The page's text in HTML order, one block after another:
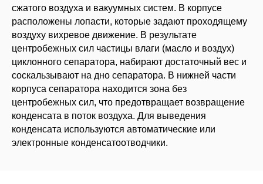
сжатого воздуха и вакуумных систем. В корпусе
расположены лопасти, которые задают проходящему
воздуху вихревое движение. В результате
центробежных сил частицы влаги (масло и воздух)
циклонного сепаратора, набирают достаточный вес и
соскальзывают на дно сепаратора. В нижней части
корпуса сепаратора находится зона без
центробежных сил, что предотвращает возвращение
конденсата в поток воздуха. Для выведения
конденсата используются автоматические или
электронные конденсатоотводчики.